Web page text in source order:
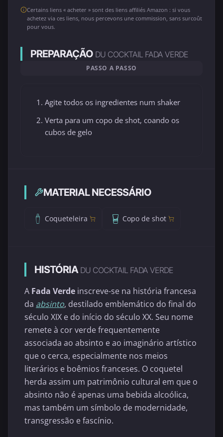
Certains liens « acheter » sont des liens affiliés Amazon : si vous
achetez via ces liens, nous percevons une commission, sans surcoût
pour vous.
PREPARAÇÃO DU COCKTAIL FADA VERDE
PASSO A PASSO
Agite todos os ingredientes num shaker
Verta para um copo de shot, coando os
cubos de gelo
MATERIAL NECESSÁRIO
Coqueteleira Copo de shot
HISTÓRIA DU COCKTAIL FADA VERDE
A Fada Verde inscreve-se na história francesa
da absinto, destilado emblemático do final do
século XIX e do início do século XX. Seu nome
remete à cor verde frequentemente
associada ao absinto e ao imaginário artístico
que o cerca, especialmente nos meios
literários e boêmios franceses. O coquetel
herda assim um patrimônio cultural em que o
absinto não é apenas uma bebida alcoólica,
mas também um símbolo de modernidade,
transgressão e fascínio.